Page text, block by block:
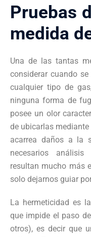
Pruebas
medida
Una de las tantas
considerar cuando
cualquier tipo de
ninguna forma de
posee un olor
de ubicarlas
acarrea daños a la
necesarios
resultan mucho más
solo dejarnos guiar
La hermeticidad es
que impide el paso
otros), es decir que